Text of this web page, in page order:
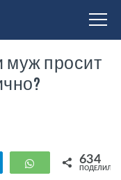
муж просит
Telegram WhatsApp
634